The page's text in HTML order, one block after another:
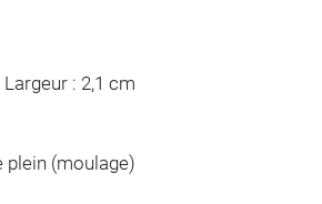
: 2,1 cm
plein (moulage)